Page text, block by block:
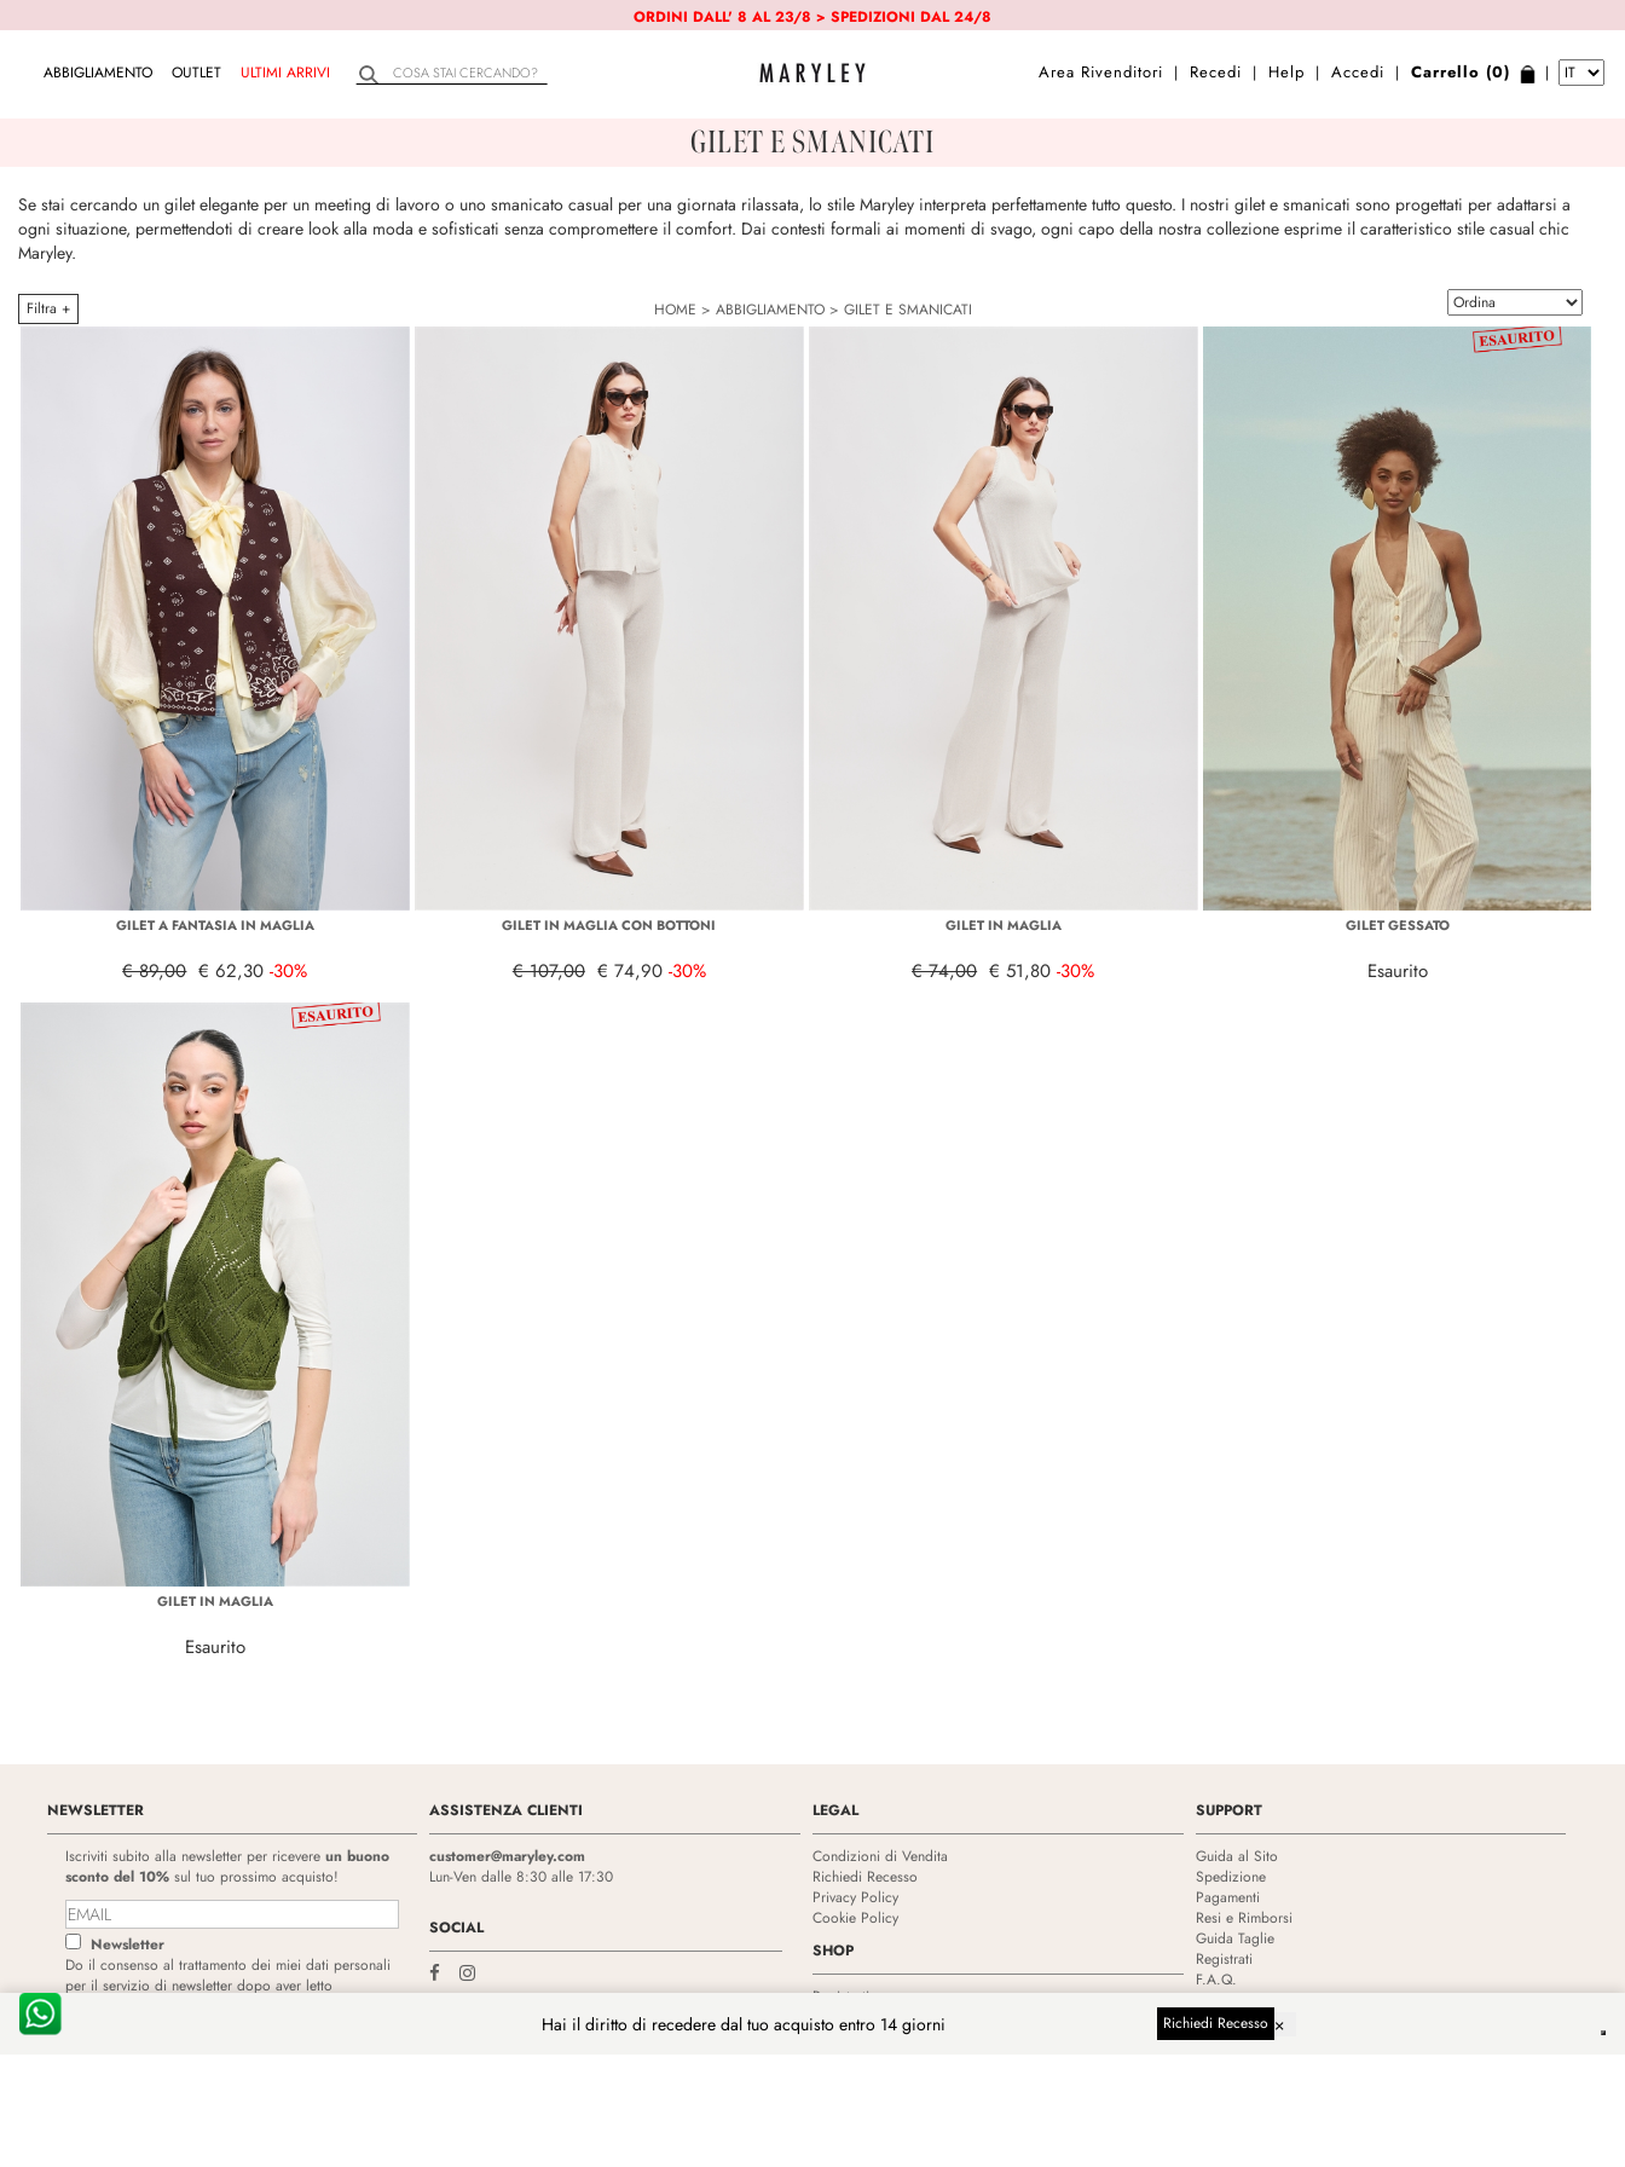
ORDINI DALL' 8 AL 23/8 > SPEDIZIONI DAL 24/8
ABBIGLIAMENTO OUTLET ULTIMI ARRIVI Area Rivenditori | Recedi | Help | Accedi | Carrello (0) |
GILET E SMANICATI
Se stai cercando un gilet elegante per un meeting di lavoro o uno smanicato casual per una giornata rilassata, lo stile Maryley interpreta perfettamente tutto questo. I nostri gilet e smanicati sono progettati per adattarsi a
ogni situazione, permettendoti di creare look alla moda e sofisticati senza compromettere il comfort. Dai contesti formali ai momenti di svago, ogni capo della nostra collezione esprime il caratteristico stile casual chic
Maryley.
HOME > ABBIGLIAMENTO> GILET E SMANICATI
Filtra +
GILET A FANTASIA IN MAGLIA
€ 89,00 € 62,30 -30%
GILET IN MAGLIA CON BOTTONI
€ 107,00 € 74,90 -30%
GILET IN MAGLIA
€ 74,00 € 51,80 -30%
GILET GESSATO
Esaurito
GILET IN MAGLIA
Esaurito
NEWSLETTER
Iscriviti subito alla newsletter per ricevere un buono
sconto del 10%sul tuo prossimo acquisto!
Newsletter
Do il consenso al trattamento dei miei dati personali
per il servizio di newsletter dopo aver letto
ASSISTENZA CLIENTI
customer@maryley.com
Lun-Ven dalle 8:30 alle 17:30
SOCIAL
LEGAL
Condizioni di Vendita
Richiedi Recesso
Privacy Policy
Cookie Policy
SHOP
Registrati
Accedi
SUPPORT
Guida al Sito
Spedizione
Pagamenti
Resi e Rimborsi
Guida Taglie
Registrati
F.A.Q.
Hai il diritto di recedere dal tuo acquisto entro 14 giorni Richiedi Recesso ×